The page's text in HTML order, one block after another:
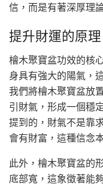
信，而是有著深厚理
提升財運的原理
檜木聚寶盆功效的核
身具有強大的陽氣，
我們將檜木聚寶盆放
引財氣，形成一個穩
提到的，財氣不是靠
會有財富，這種信念
此外，檜木聚寶盆的
底部寬，這象徵著能